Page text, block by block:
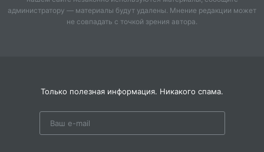
администратору — материалы будут удалены. Мнение редакции может
не совпадать с точкой зрения автора.
Только полезная информация. Никакого спама.